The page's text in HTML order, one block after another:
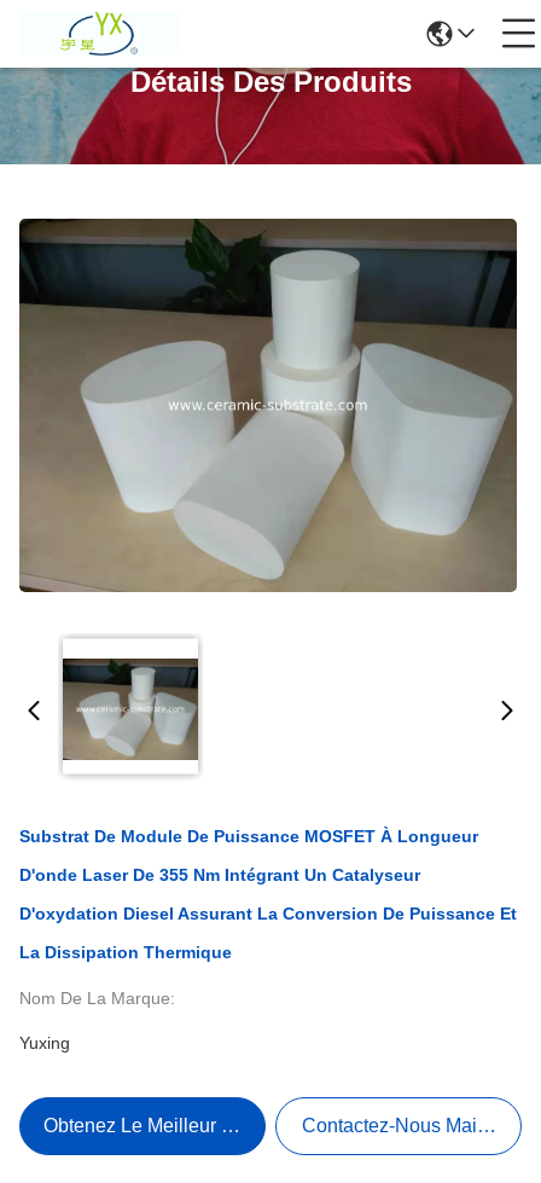
Détails Des Produits
Substrat De Module De Puissance MOSFET À Longueur
D'onde Laser De 355 Nm Intégrant Un Catalyseur
D'oxydation Diesel Assurant La Conversion De Puissance Et
La Dissipation Thermique
Nom De La Marque:
Yuxing
Obtenez Le Meilleur Prix Contactez-Nous Maintenant